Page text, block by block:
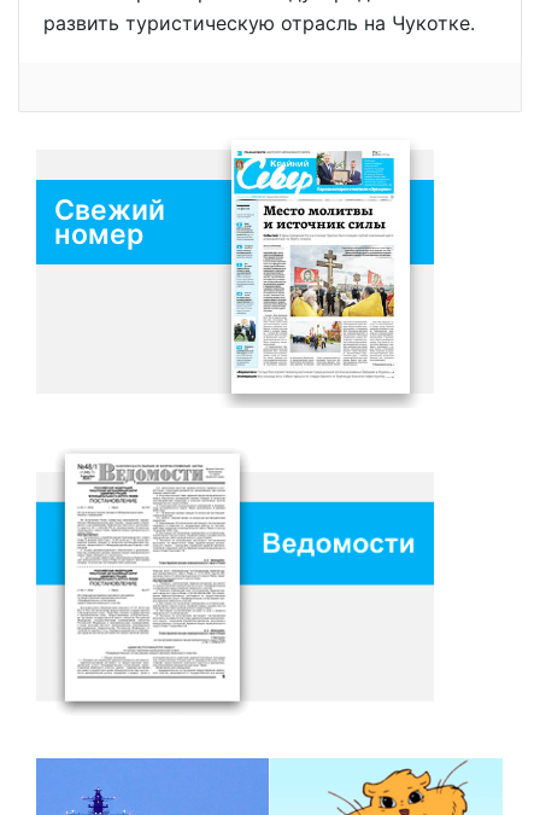
развить туристическую отрасль на Чукотке.
Свежий
номер